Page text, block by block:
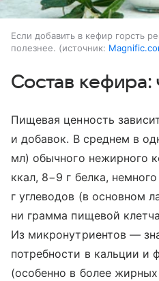
Если добавить в кефир горсть
полезнее.
источник:
Состав кефира:
Пищевая ценность
и добавок. В среднем в
мл) обычного нежирного
ккал, 8−9 г белка,
г углеводов (в основном
ни грамма пищевой
Из микронутриентов —
потребности в кальции и
(особенно в более